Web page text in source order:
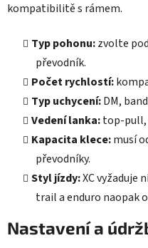
kompatibilitě s rámem.
Typ pohonu:zvolte
převodník.
Počet rychlostí:
Typ uchycení:DM,
Vedení lanka:top-
Kapacita klece:musí
převodníky.
Styl jízdy:XC vyžaduje
trail a enduro naopak
Nastavení a